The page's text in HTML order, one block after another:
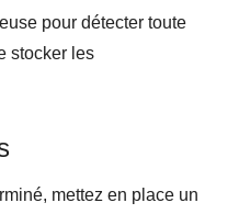
pour détecter toute
stocker les
mettez en place un